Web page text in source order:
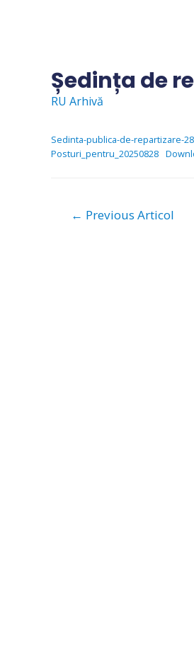
Ședința de
RU Arhivă
Sedinta-publica-de-repartizare-
Posturi_pentru_20250828
Navigare
← Previous Articol